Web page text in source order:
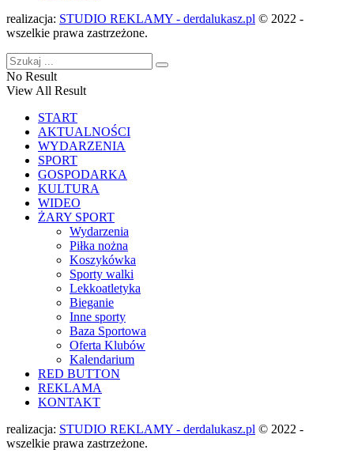
realizacja: STUDIO REKLAMY - derdalukasz.pl © 2022 -
wszelkie prawa zastrzeżone.
No Result
View All Result
START
AKTUALNOŚCI
WYDARZENIA
SPORT
GOSPODARKA
KULTURA
WIDEO
ŻARY SPORT
Wydarzenia
Piłka nożna
Koszykówka
Sporty walki
Lekkoatletyka
Bieganie
Inne sporty
Baza Sportowa
Oferta Klubów
Kalendarium
RED BUTTON
REKLAMA
KONTAKT
realizacja: STUDIO REKLAMY - derdalukasz.pl © 2022 -
wszelkie prawa zastrzeżone.